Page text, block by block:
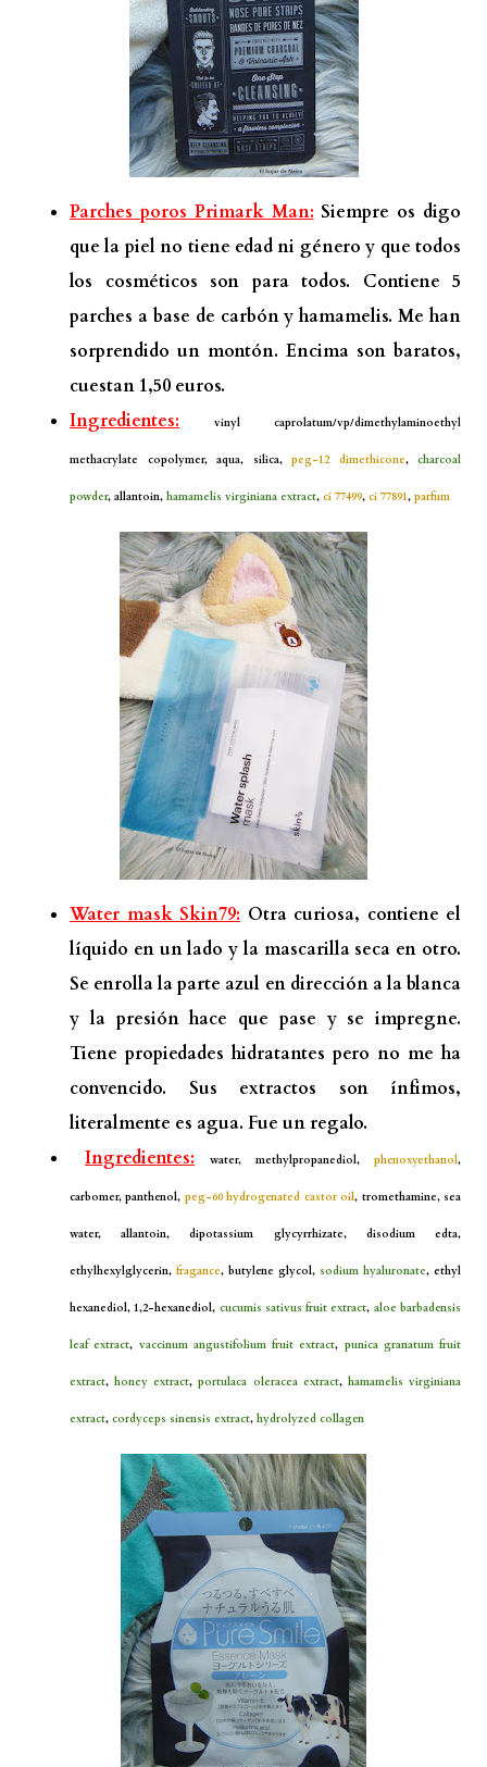
Parches poros Primark Man: Siempre os digo
que la piel no tiene edad ni género y que todos
los cosméticos son para todos. Contiene 5
parches a base de carbón y hamamelis. Me han
sorprendido un montón. Encima son baratos,
cuestan 1,50 euros.
Ingredientes:
vinyl caprolatum/vp/dimethylaminoethyl
methacrylate copolymer, aqua, silica, peg-12 dimethicone, charcoal
powder, allantoin, hamamelis virginiana extract, ci 77499, ci 77891, parfum
Water mask Skin79: Otra curiosa, contiene el
líquido en un lado y la mascarilla seca en otro.
Se enrolla la parte azul en dirección a la blanca
y la presión hace que pase y se impregne.
Tiene propiedades hidratantes pero no me ha
convencido. Sus extractos son ínfimos,
literalmente es agua. Fue un regalo.
Ingredientes:
water, methylpropanediol, phenoxyethanol,
carbomer, panthenol, peg-60 hydrogenated castor oil, tromethamine, sea
water, allantoin, dipotassium glycyrrhizate, disodium edta,
ethylhexylglycerin, fragance, butylene glycol, sodium hyaluronate, ethyl
hexanediol, 1,2-hexanediol, cucumis sativus fruit extract, aloe barbadensis
leaf extract, vaccinum angustifolium fruit extract, punica granatum fruit
extract,honey extract,portulaca oleracea extract, hamamelis virginiana
extract, cordyceps sinensis extract, hydrolyzed collagen